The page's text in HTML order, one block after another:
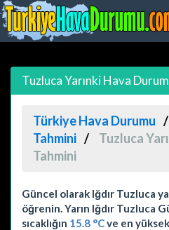
Tuzluca Yarınki Hava
Türkiye Hava Durumu
Tahmini
Tuzluca
Tahmini
Güncel olarak Iğdır Tuzluca
öğrenin. Yarın Iğdır Tuzluca
sıcaklığın 15.8 °Cve en yüksek